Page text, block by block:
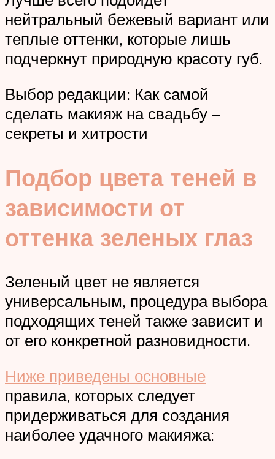
нейтральный бежевый вариант или
теплые оттенки, которые лишь
подчеркнут природную красоту губ.
Выбор редакции: Как самой
сделать макияж на свадьбу –
секреты и хитрости
Подбор цвета теней в
зависимости от
оттенка зеленых глаз
Зеленый цвет не является
универсальным, процедура выбора
подходящих теней также зависит и
от его конкретной разновидности.
Ниже приведены основные
правила, которых следует
придерживаться для создания
наиболее удачного макияжа: